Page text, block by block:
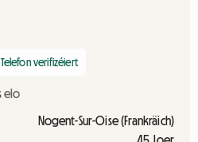
Telefon verifizéiert
elo
Nogent-Sur-Oise (Frankräich)